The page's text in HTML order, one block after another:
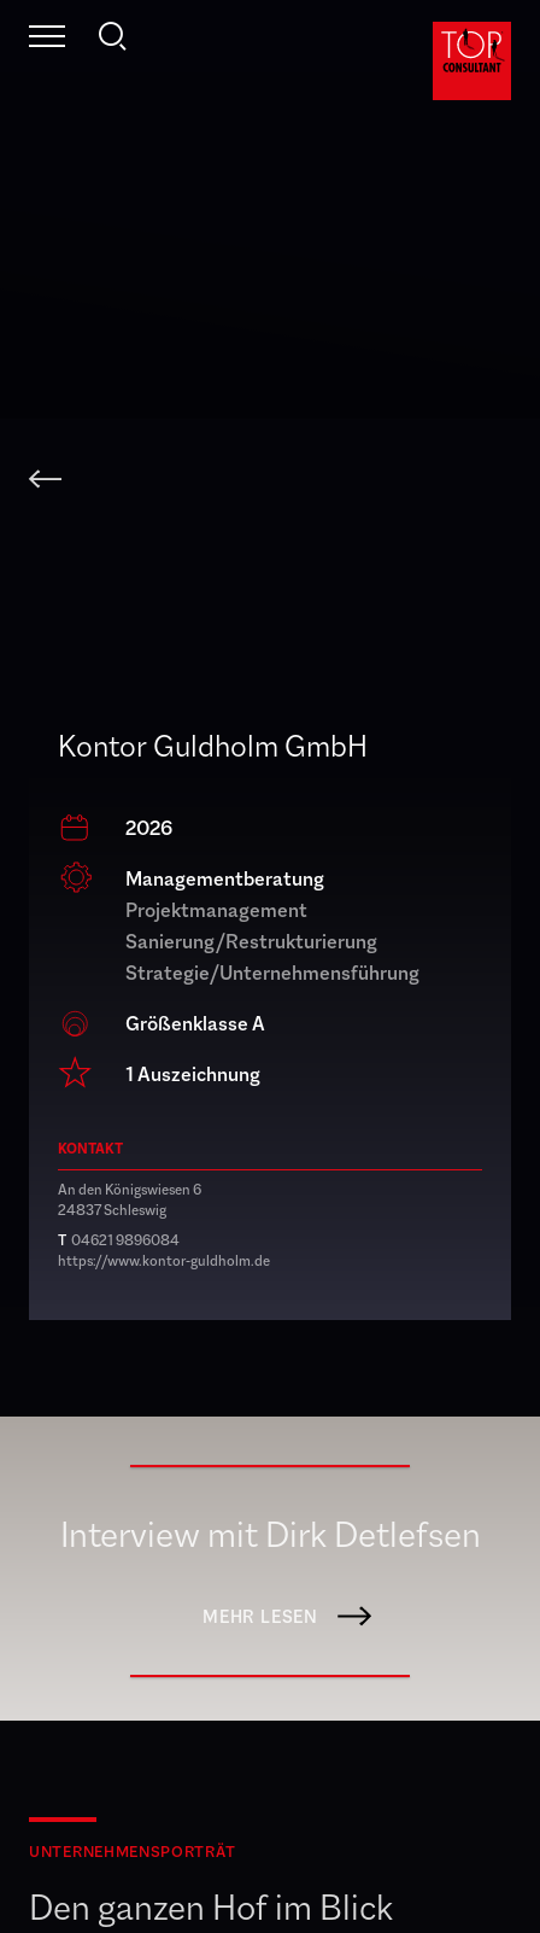
UNTERNEHMENSPORTRÄT
Den ganzen Hof im Blick
Kontor Guldholm GmbH
2026
Managementberatung
Projektmanagement
Sanierung/Restrukturierung
Strategie/Unternehmensführung
Größenklasse A
1 Auszeichnung
KONTAKT
An den Königswiesen 6
24837 Schleswig
T 04621 9896084
https://www.kontor-guldholm.de
Interview mit Dirk Detlefsen
MEHR LESEN